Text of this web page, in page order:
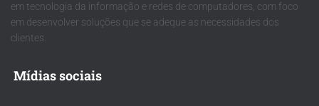
em tecnologia da informação e redes de computadores, com foco
em desenvolver soluções que se adeque as necessidades dos
clientes.
Mídias sociais